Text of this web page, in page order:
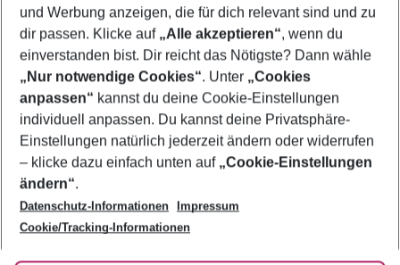
Footer
Footer navigation
Über uns
AGB
Bestpreisgarantie
Cookie-Einstellungen ändern
Cookie-Richtlinie
Agenturbetreuung
Barrierefreies Reisen
Folge uns
und Werbung anzeigen, die für dich relevant sind und zu
dir passen. Klicke auf „Alle akzeptieren“, wenn du
einverstanden bist. Dir reicht das Nötigste? Dann wähle
„Nur notwendige Cookies“. Unter „Cookies
anpassen“ kannst du deine Cookie-Einstellungen
individuell anpassen. Du kannst deine Privatsphäre-
Einstellungen natürlich jederzeit ändern oder widerrufen
– klicke dazu einfach unten auf „Cookie-Einstellungen
ändern“.
Datenschutz-Informationen
Impressum
Cookie/Tracking-Informationen